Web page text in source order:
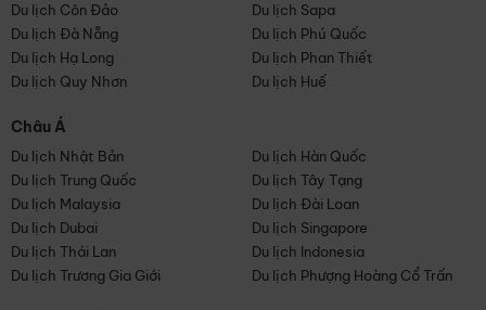
Du lịch Côn Đảo
Du lịch Sapa
Du lịch Đà Nẵng
Du lịch Phú Quốc
Du lịch Hạ Long
Du lịch Phan Thiết
Du lịch Quy Nhơn
Du lịch Huế
Châu Á
Du lịch Nhật Bản
Du lịch Hàn Quốc
Du lịch Trung Quốc
Du lịch Tây Tạng
Du lịch Malaysia
Du lịch Đài Loan
Du lịch Dubai
Du lịch Singapore
Du lịch Thái Lan
Du lịch Indonesia
Du lịch Trương Gia Giới
Du lịch Phượng Hoàng Cổ Trấn